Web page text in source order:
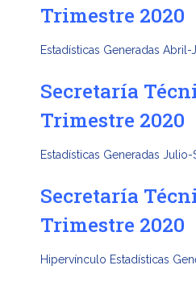
Trimestre 2020
Estadísticas Generadas
Secretaría
Trimestre 2020
Estadísticas Generadas
Secretaría
Trimestre 2020
Hipervínculo Estadísticas